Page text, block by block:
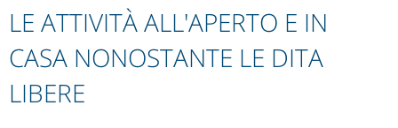
LE ATTIVITÀ ALL'APERTO E IN
CASA NONOSTANTE LE DITA
LIBERE